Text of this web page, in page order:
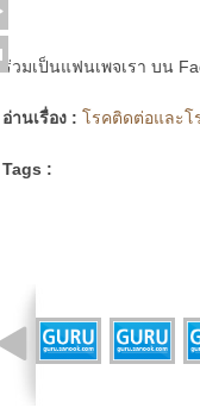
ร่วมเป็นแฟนเพจเรา บน
อ่านเรื่อง : โรคติดต่อและโ
Tags :